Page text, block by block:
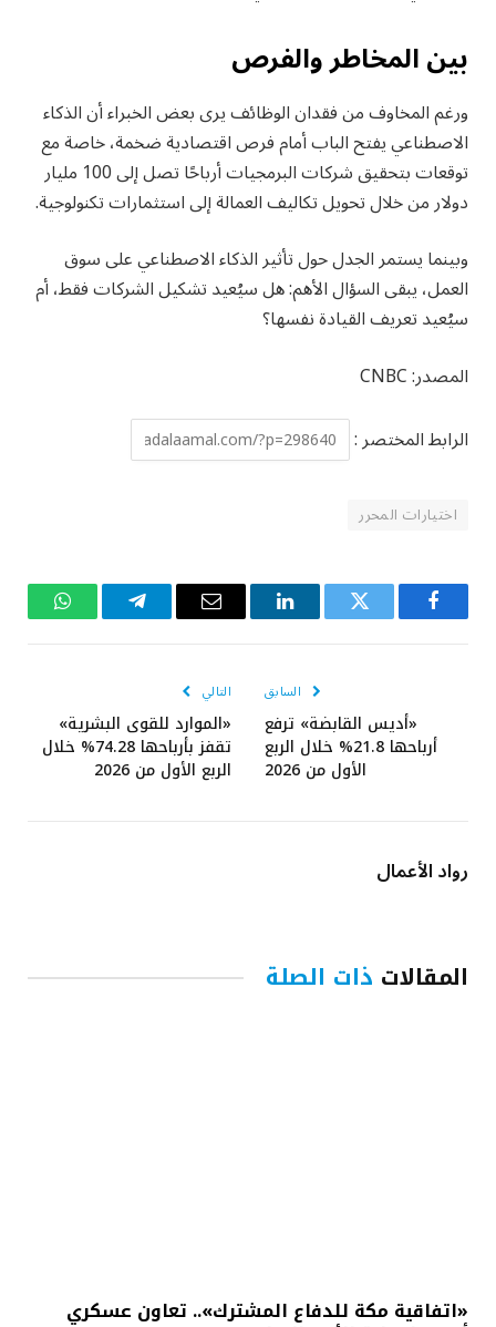
بين المخاطر والفرص
ورغم المخاوف من فقدان الوظائف يرى بعض الخبراء أن الذكاء
الاصطناعي يفتح الباب أمام فرص اقتصادية ضخمة، خاصة مع
توقعات بتحقيق شركات البرمجيات أرباحًا تصل إلى 100 مليار
دولار من خلال تحويل تكاليف العمالة إلى استثمارات تكنولوجية.
وبينما يستمر الجدل حول تأثير الذكاء الاصطناعي على سوق
العمل، يبقى السؤال الأهم: هل سيُعيد تشكيل الشركات فقط، أم
سيُعيد تعريف القيادة نفسها؟
المصدر: CNBC
الرابط المختصر :
اختيارات المحرر
فيسبوك تويتر لينكدإن
البريد
تيلقرام واتساب
السابق
«أديس القابضة» ترفع
أرباحها 21.8% خلال الربع
الأول من 2026
التالي
«الموارد للقوى البشرية»
تقفز بأرباحها 74.28% خلال
الربع الأول من 2026
رواد الأعمال
المقالات ذات الصلة
«اتفاقية مكة للدفاع المشترك».. تعاون عسكري